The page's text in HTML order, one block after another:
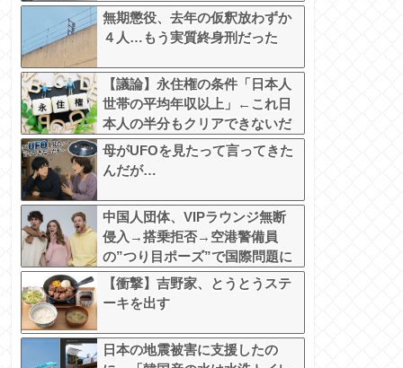
ｗｗｗｗｗｗｗｗｗｗｗｗｗｗ
ｗｗｗ
無期懲役、去年の仮釈放わずか
４人…もう実質終身刑だった
【議論】永住権の条件「日本人
世帯の平均年収以上」←これ日
本人の半分もクリアできないだ
ろ
母がUFOを見たって言ってきた
んだが…
中国人団体、VIPラウンジ無断
侵入→搭乗拒否→空港警備員
の”つり目ポーズ”で国際問題に
ｗｗｗ
【衝撃】吉野家、とうとうステ
ーキを出す
日本の地震被害に支援したの